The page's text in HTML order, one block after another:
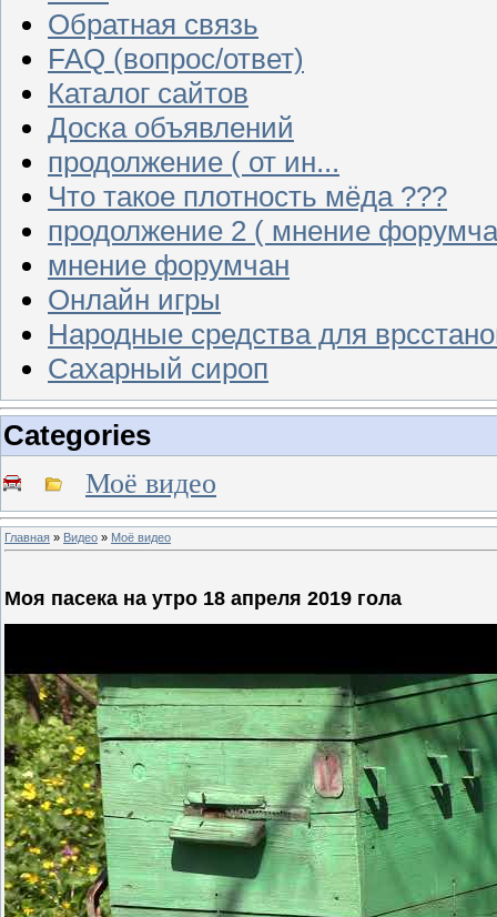
Обратная связь
FAQ (вопрос/ответ)
Каталог сайтов
Доска объявлений
продолжение ( от ин...
Что такое плотность мёда ???
продолжение 2 ( мнение
мнение форумчан
Онлайн игры
Народные средства для
Сахарный сироп
Categories
Моё видео
Главная » Видео » Моё видео
Моя пасека на утро 18 апреля 2019 гола